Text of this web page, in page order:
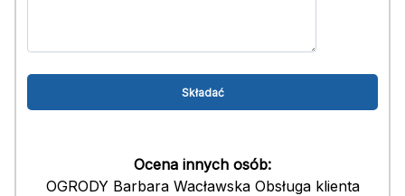
Ocena innych osób:
OGRODY Barbara Wacławska Obsługa klienta